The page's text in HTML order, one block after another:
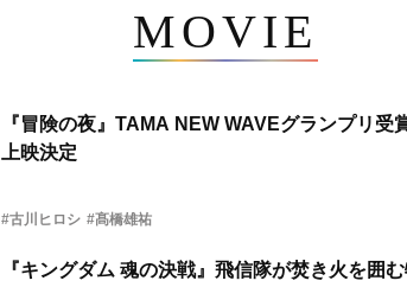
MOVIE
『冒険の夜』TAMA NEW WAVEグランプリ
上映決定
#古川ヒロシ #髙橋雄祐
『キングダム 魂の決戦』飛信隊が焚き火を囲